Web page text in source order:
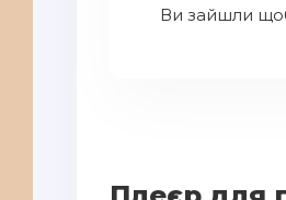
Ви зайшли